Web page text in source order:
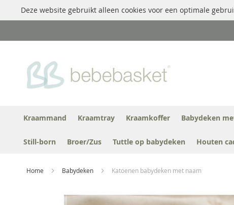
Deze website gebruikt alleen cookies voor een optimale
naar
inhoud
Kraammand Kraamtray Kraamkoffer Babydeken
Still-born Broer/Zus Tuttle op babydeken Houten
Home Babydeken Katoenen babydeken met naam